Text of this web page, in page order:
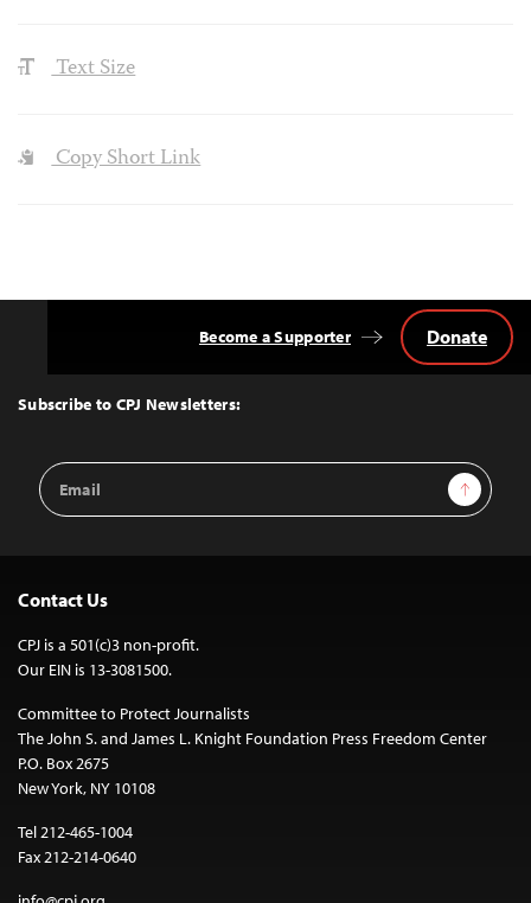
Text Size
Copy Short Link
Top
Subscribe to CPJ Newsletters:
Email
Address
Sign Up
Become a Supporter Donate
Contact Us
CPJ is a 501(c)3 non-profit.
Our EIN is 13-3081500.
Committee to Protect Journalists
The John S. and James L. Knight Foundation Press Freedom Center
P.O. Box 2675
New York, NY 10108
Tel 212-465-1004
Fax 212-214-0640